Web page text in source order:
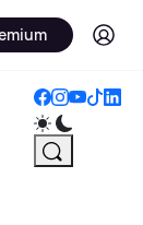
Log in